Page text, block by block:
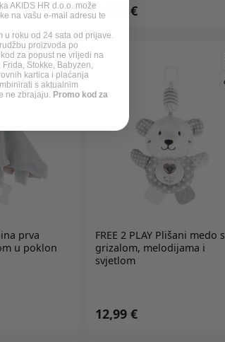
21,99 €
prva
u poklon
FREE 2 PLAY Plišani medo s
grizalom, melodijama i
svjetlom
12,99 €
AKIDS HR d.o.o. može
na vašu e-mail adresu te
u roku od 24 sata od prijave.
proizvoda po
za popust ne vrijedi na
Stokke, Babyzen,
kartica i plaćanja
s aktualnim
ne zbrajaju. Promo kod za